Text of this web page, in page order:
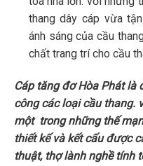
thang dây cáp vừa
ánh sáng của cầu
chất trang trí cho cầu
Cáp tăng đơ Hòa Phát là
công các loại cầu thang.
một trong những thế
thiết kế và kết cấu được
thuật, thợ lành nghề tính